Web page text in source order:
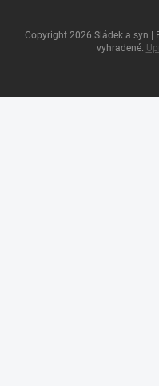
Copyright 2026 Sládek a syn |
vyhradené.